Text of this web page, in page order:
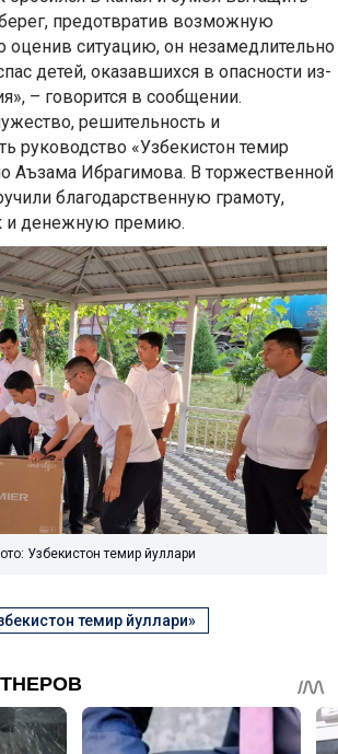
предотвратив возможную
оценив ситуацию, он незамедлительно
детей, оказавшихся в опасности из-
– говорится в сообщении.
решительность и
руководство «Узбекистон темир
Аъзама Ибрагимова. В торжественной
благодарственную грамоту,
и денежную премию.
Узбекистон темир йуллари
темир йуллари»